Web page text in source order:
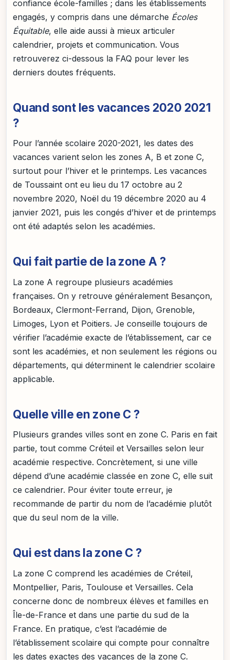
confiance école-familles ; dans les établissements
engagés, y compris dans une démarche Écoles
Équitable, elle aide aussi à mieux articuler
calendrier, projets et communication. Vous
retrouverez ci-dessous la FAQ pour lever les
derniers doutes fréquents.
Quand sont les vacances 2020 2021
?
Pour l’année scolaire 2020-2021, les dates des
vacances varient selon les zones A, B et zone C,
surtout pour l’hiver et le printemps. Les vacances
de Toussaint ont eu lieu du 17 octobre au 2
novembre 2020, Noël du 19 décembre 2020 au 4
janvier 2021, puis les congés d’hiver et de printemps
ont été adaptés selon les académies.
Qui fait partie de la zone A ?
La zone A regroupe plusieurs académies
françaises. On y retrouve généralement Besançon,
Bordeaux, Clermont-Ferrand, Dijon, Grenoble,
Limoges, Lyon et Poitiers. Je conseille toujours de
vérifier l’académie exacte de l’établissement, car ce
sont les académies, et non seulement les régions ou
départements, qui déterminent le calendrier scolaire
applicable.
Quelle ville en zone C ?
Plusieurs grandes villes sont en zone C. Paris en fait
partie, tout comme Créteil et Versailles selon leur
académie respective. Concrètement, si une ville
dépend d’une académie classée en zone C, elle suit
ce calendrier. Pour éviter toute erreur, je
recommande de partir du nom de l’académie plutôt
que du seul nom de la ville.
Qui est dans la zone C ?
La zone C comprend les académies de Créteil,
Montpellier, Paris, Toulouse et Versailles. Cela
concerne donc de nombreux élèves et familles en
Île-de-France et dans une partie du sud de la
France. En pratique, c’est l’académie de
l’établissement scolaire qui compte pour connaître
les dates exactes des vacances de la zone C.